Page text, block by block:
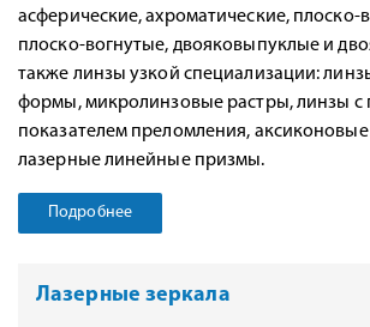
асферические, ахроматические, плоско-
плоско-вогнутые, двояковыпуклые и
также линзы узкой специализации:
формы, микролинзовые растры, линзы с
показателем преломления,
лазерные линейные призмы.
Подробнее
Лазерные зеркала